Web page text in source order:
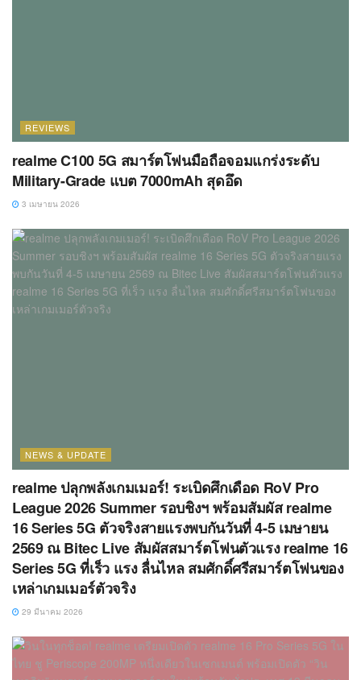
REVIEWS
realme C100 5G สมาร์ตโฟนมือถือจอมแกร่งระดับ
Military-Grade แบต 7000mAh สุดอึด
3 เมษายน 2026
NEWS & UPDATE
realme ปลุกพลังเกมเมอร์! ระเบิดศึกเดือด RoV Pro
League 2026 Summer รอบชิงฯ พร้อมสัมผัส realme
16 Series 5G ตัวจริงสายแรงพบกันวันที่ 4-5 เมษายน
2569 ณ Bitec Live สัมผัสสมาร์ตโฟนตัวแรง realme 16
Series 5G ที่เร็ว แรง ลื่นไหล สมศักดิ์ศรีสมาร์ตโฟนของ
เหล่าเกมเมอร์ตัวจริง
29 มีนาคม 2026